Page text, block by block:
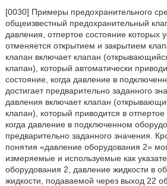
[0030] Примеры предохранительного
общеизвестный предохранительный
давления, отпертое состояние которых
отменяется открытием и закрытием
клапан включает клапан
клапан), который автоматически
состояние, когда давление в
достигает предварительно заданного
давления включает клапан
клапан), который приводится в
когда давление в подключенном
предварительно заданного значения.
понятия «давление оборудования 2»
измеряемые и используемые как
оборудования 2, давление жидкости в
жидкости, подаваемой через выход 22